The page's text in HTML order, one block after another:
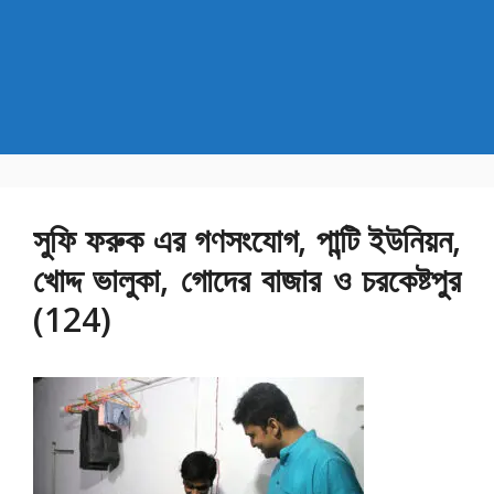
সুফি ফরুক এর গণসংযোগ, পান্টি ইউনিয়ন,
খোদ্দ ভালুকা, গোদের বাজার ও চরকেষ্টপুর
(124)